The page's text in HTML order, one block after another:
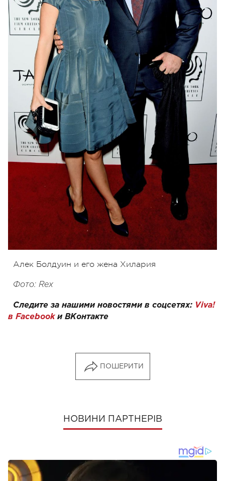
Алек Болдуин и его жена Хилария
Фото: Rex
Следите за нашими новостями в соцсетях: Viva!
в Facebookи ВКонтакте
ПОШЕРИТИ
НОВИНИ ПАРТНЕРІВ